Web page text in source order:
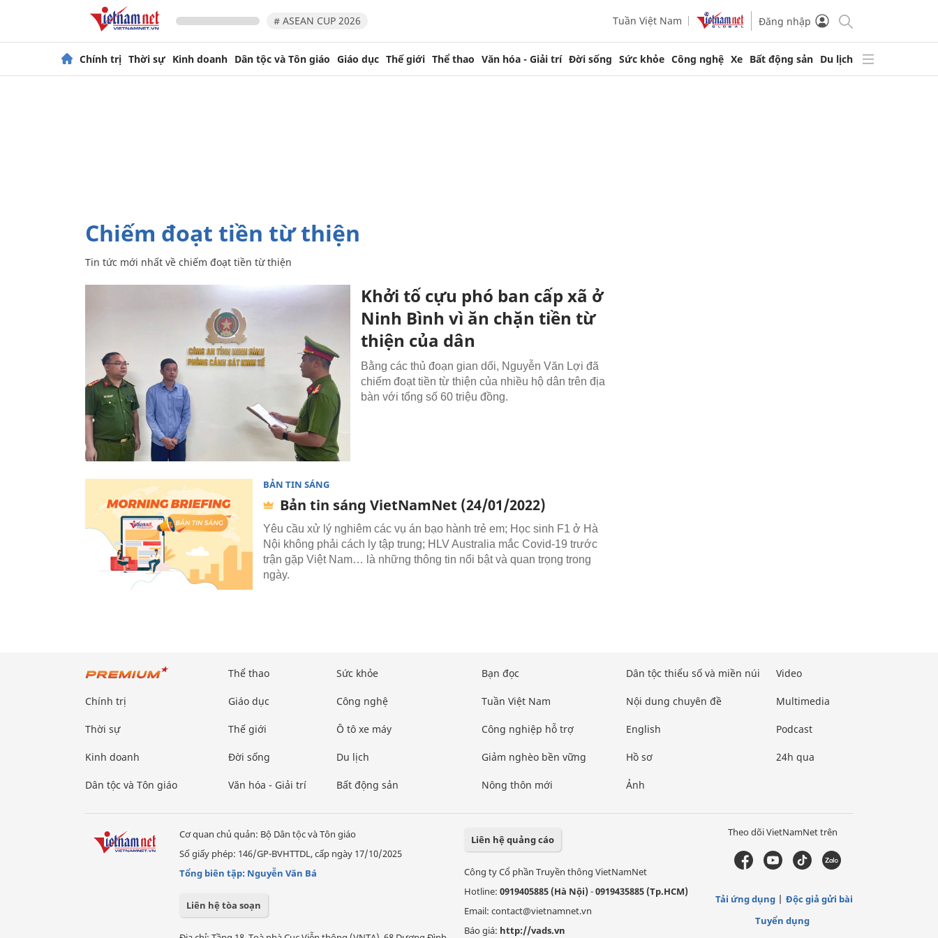
# ASEAN CUP 2026 Tuần Việt Nam Đăng nhập
Chính trị Thời sự Kinh doanh Dân tộc và Tôn giáo Giáo dục Thế giới Thể thao Văn hóa - Giải trí Đời sống Sức khỏe Công nghệ Xe Bất động sản Du lịch
chiếm đoạt tiền từ thiện
Tin tức mới nhất về chiếm đoạt tiền từ thiện
Khởi tố cựu phó ban cấp xã ở
Ninh Bình vì ăn chặn tiền từ
thiện của dân
Bằng các thủ đoạn gian dối, Nguyễn Văn Lợi đã
chiếm đoạt tiền từ thiện của nhiều hộ dân trên địa
bàn với tổng số 60 triệu đồng.
BẢN TIN SÁNG
Bản tin sáng VietNamNet (24/01/2022)
Yêu cầu xử lý nghiêm các vụ án bạo hành trẻ em; Học sinh F1 ở Hà
Nội không phải cách ly tập trung; HLV Australia mắc Covid-19 trước
trận gặp Việt Nam… là những thông tin nổi bật và quan trọng trong
ngày.
Chính trị
Thời sự
Kinh doanh
Dân tộc và Tôn giáo
Thể thao
Giáo dục
Thế giới
Đời sống
Văn hóa - Giải trí
Sức khỏe
Công nghệ
Ô tô xe máy
Du lịch
Bất động sản
Bạn đọc
Tuần Việt Nam
Công nghiệp hỗ trợ
Giảm nghèo bền vững
Nông thôn mới
Dân tộc thiểu số và miền núi
Nội dung chuyên đề
English
Hồ sơ
Ảnh
Video
Multimedia
Podcast
24h qua
Cơ quan chủ quản: Bộ Dân tộc và Tôn giáo
Số giấy phép: 146/GP-BVHTTDL, cấp ngày 17/10/2025
Tổng biên tập: Nguyễn Văn Bá
Liên hệ tòa soạn
Liên hệ quảng cáo
Công ty Cổ phần Truyền thông VietNamNet
Hotline: 0919405885 (Hà Nội)-0919435885 (Tp.HCM)
Email: contact@vietnamnet.vn
Báo giá: http://vads.vn
Theo dõi VietNamNet trên
Tải ứng dụng
Độc giả gửi bài
Tuyển dụng